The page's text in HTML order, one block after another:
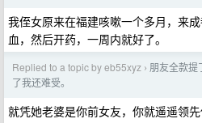
我侄女原来在福建咳嗽一个多月，来
血，然后开药，一周内就好了。
Replied to a topic by eb55xyz › 朋友全款
了我还难受。
就凭她老婆是你前女友，你就遥遥领先